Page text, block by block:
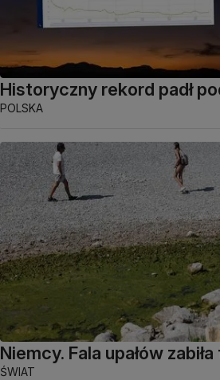
Historyczny rekord padł
POLSKA
Niemcy. Fala upałów
ŚWIAT